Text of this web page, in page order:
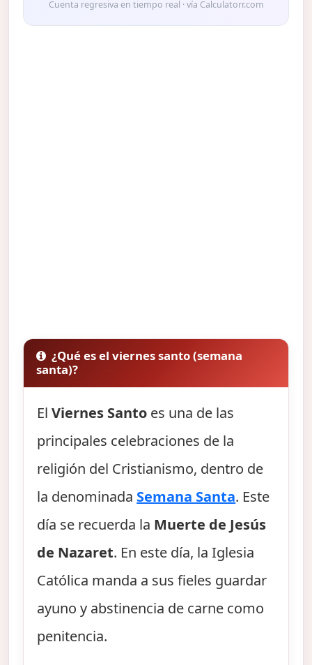
Cuenta regresiva en tiempo real · vía Calculatorr.com
¿Qué es el viernes santo (semana
santa)?
ElViernes Santo es una de las
principales celebraciones de la
religión del Cristianismo, dentro de
la denominada Semana Santa. Este
día se recuerda la Muerte de Jesús
de Nazaret. En este día, la Iglesia
Católica manda a sus fieles guardar
ayuno y abstinencia de carne como
penitencia.